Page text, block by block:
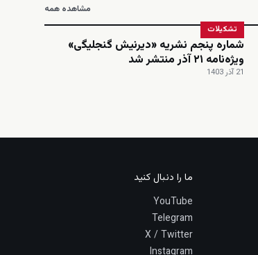
مشاهده همه
تشکیلات
شماره پنجم نشریه «دیرنیش گنجلیگی»
ویژه‌نامه ۲۱ آذر منتشر شد
21 آذر 1403
ما را دنبال کنید
YouTube
Telegram
X / Twitter